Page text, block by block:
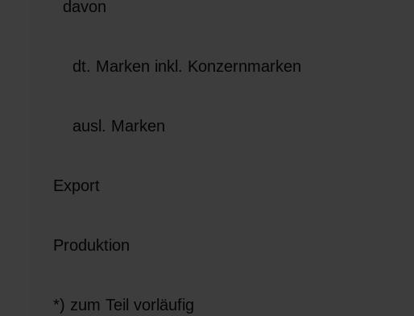
davon
dt. Marken inkl. Konzernmarken
ausl. Marken
Export
Produktion
*) zum Teil vorläufig